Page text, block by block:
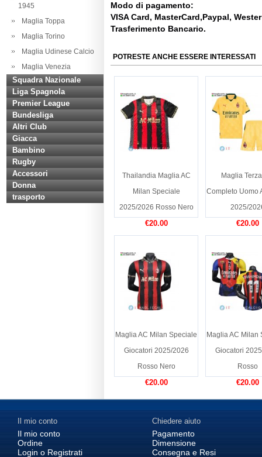
1945
Maglia Toppa
Maglia Torino
Maglia Udinese Calcio
Maglia Venezia
Squadra Nazionale
Liga Spagnola
Premier League
Bundesliga
Altri Club
Giacca
Bambino
Rugby
Accessori
Donna
trasporto
Modo di pagamento:
VISA Card, MasterCard,Paypal,
Trasferimento Bancario.
POTRESTE ANCHE ESSERE INTERESSATI
Thailandia Maglia AC
Milan Speciale
2025/2026 Rosso Nero
€20.00
Maglia
Completo Uomo
2025/
€20.00
Maglia AC Milan Speciale
Giocatori 2025/2026
Rosso Nero
€20.00
Maglia AC Milan
Giocatori
Rosso
€20.00
Il mio conto
Il mio conto
Ordine
Login o Registrati
Chiedere aiuto
Pagamento
Dimensione
Consegna e Resi